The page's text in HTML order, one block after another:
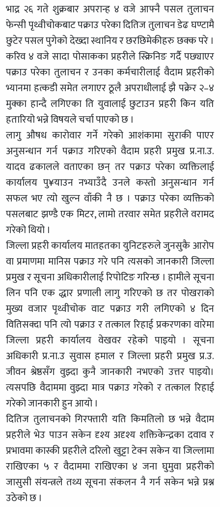
भाद्र २६ गते शुक्रबार अपरान्ह ४ वजे आफ्नै पसल तुलाचन
फेन्सी पृथ्वीचोकबाट पक्राउ परेका दितिज तुलाचन डेढ घण्टामै
छुटेर पसल पुगेको देख्दा स्थानिय र छरछिमेकीहरु छक्क परे ।
करिव ४ वजे सादा पोसाकका प्रहरीले स्क्रिनिङ गर्दै पछ्याएर
पक्राउ परेका तुलाचन र उनका कर्मचारीलाई वैदाम प्रहरीको
भ्यानमा हत्कडी समेत लगाएर ठूलै अपराधीलाई झै पक्रेर २–४
मुक्का हान्दै लगिएका ति युवालाई छुटाउन प्रहरी किन यति
हतारियो भन्ने विषयले चर्चा पाएको छ ।
लागु औषध कारोवार गर्ने गरेको आशंकामा सुराकी पाएर
अनुसन्धान गर्न पक्राउ गरिएको वैदाम प्रहरी प्रमुख प्र.ना.उ.
यादव ढकालले वताएका छन् तर पक्राउ परेका व्यक्तिलाई
कार्यालय पु¥याउन नभ्याउँदै उनले कस्तो अनुसन्धान गर्न
सफल भए त्यो खुल्न वाँकी नै छ । पक्राउ परेका व्यक्तिको
पसलबाट झण्डै एक मिटर, लामो तरवार समेत प्रहरीले वरामद
गरेको थियो ।
जिल्ला प्रहरी कार्यालय मातहतका युनिटहरुले जुनसुकै आरोप
वा प्रमाणमा मानिस पक्राउ गरे पनि त्यसको जानकारी जिल्ला
प्रमुख र सूचना अधिकारीलाई रिपोटिङ गरिन्छ । हामीले सूचना
लिन पनि एक द्धार प्रणाली लागु गरिएको छ तर पोखराको
मुख्य वजार पृथ्वीचोक वाट पक्राउ गरी लगिएको ४ दिन
वितिसक्दा पनि त्यो पक्राउ र तत्काल रिहाई प्रकरणका वारेमा
जिल्ला प्रहरी कार्यालय वेखवर रहेको पाइयो । सूचना
अधिकारी प्र.ना.उ सुवास हमाल र जिल्ला प्रहरी प्रमुख प्र.उ.
जीवन श्रेष्ठसँग वुझ्दा कुनै जानकारी नभएको उत्तर पाइयो।
त्यसपछि वैदाममा वुझ्दा मात्र पक्राउ गरेको र तत्काल रिहाई
गरेको जानकारी हुन आयो ।
दितिज तुलाचनको गिरफ्तारी यति किमतिलो छ भन्ने वैदाम
प्रहरीले भेउ पाउन सकेन दृश्य अदृश्य शक्तिकेन्द्रका दवाव र
प्रभावमा कास्की प्रहरीले दरिलो खुट्टा टेक्न सकेन या जिल्लामा
राखिएका ५ र वैदाममा राखिएका ४ जना घुमुवा प्रहरीको
जासुसी संयन्त्रले तथ्य सूचना संकलन नै गर्न सकेन भन्ने प्रश्न
उठेको छ ।